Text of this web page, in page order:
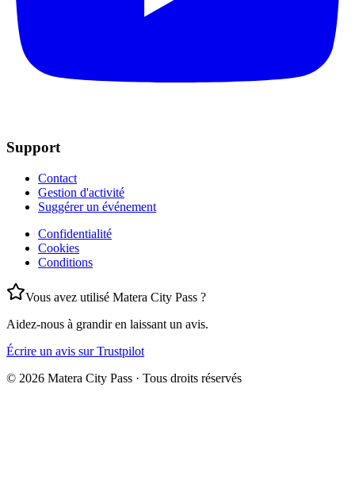
Support
Contact
Gestion d'activité
Suggérer un événement
Confidentialité
Cookies
Conditions
Vous avez utilisé Matera City Pass ?
Aidez-nous à grandir en laissant un avis.
Écrire un avis sur Trustpilot
© 2026 Matera City Pass · Tous droits réservés